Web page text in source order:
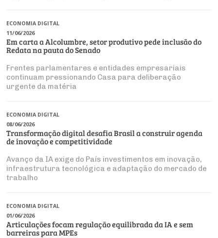
ECONOMIA DIGITAL
11/06/2026
Em carta a Alcolumbre, setor produtivo pede inclusão do
Redata na pauta do Senado
Frentes parlamentares e entidades empresariais
continuam pressionando Casa para deliberação
urgente da matéria
ECONOMIA DIGITAL
08/06/2026
Transformação digital desafia Brasil a construir agenda
de inovação e competitividade
Avanço da IA exige do País investimentos em inovação,
infraestrutura tecnológica e adaptação do mercado de
trabalho
ECONOMIA DIGITAL
01/06/2026
Articulações focam regulação equilibrada da IA e sem
barreiras para MPEs